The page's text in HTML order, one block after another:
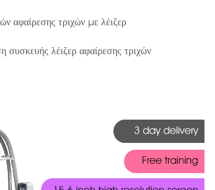
αφαίρεσης τριχών με λέιζερ
συσκευής λέιζερ αφαίρεσης τριχών